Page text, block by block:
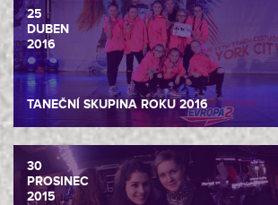
25
DUBEN
2016
TANEČNÍ SKUPINA ROKU 2016
30
PROSINEC
2015